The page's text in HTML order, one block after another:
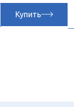
Купить